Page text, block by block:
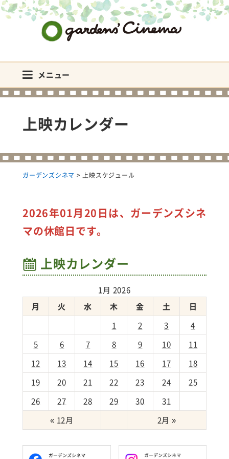
メニュー
上映カレンダー
ガーデンズシネマ >上映スケジュール
2026年01月20日は、ガーデンズシネ
マの休館日です。
上映カレンダー
1月 2026
月
火 水 木 金 土
日
1
2 3
4
5
6 7 8 9 10
11
12
13 14 15 16 17
18
19
20 21 22 23 24
25
26
27 28 29 30
31
« 12月
2月 »